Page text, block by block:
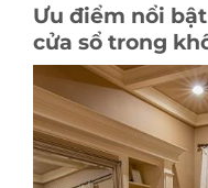
Ưu điểm nổi
cửa sổ trong